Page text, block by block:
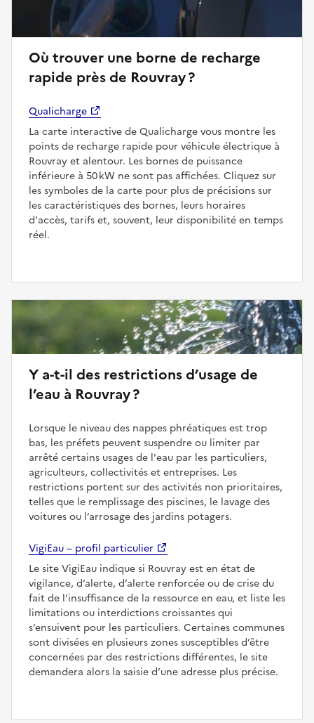
Où trouver une borne de recharge
rapide près de Rouvray ?
Qualicharge
La carte interactive de Qualicharge vous montre les
points de recharge rapide pour véhicule électrique à
Rouvray et alentour. Les bornes de puissance
inférieure à 50 kW ne sont pas affichées. Cliquez sur
les symboles de la carte pour plus de précisions sur
les caractéristiques des bornes, leurs horaires
d'accès, tarifs et, souvent, leur disponibilité en temps
réel.
Y a-t-il des restrictions d’usage de
l’eau à Rouvray ?
Lorsque le niveau des nappes phréatiques est trop
bas, les préfets peuvent suspendre ou limiter par
arrêté certains usages de l'eau par les particuliers,
agriculteurs, collectivités et entreprises. Les
restrictions portent sur des activités non prioritaires,
telles que le remplissage des piscines, le lavage des
voitures ou l’arrosage des jardins potagers.
VigiEau – profil particulier
Le site VigiEau indique si Rouvray est en état de
vigilance, d’alerte, d’alerte renforcée ou de crise du
fait de l’insuffisance de la ressource en eau, et liste les
limitations ou interdictions croissantes qui
s’ensuivent pour les particuliers. Certaines communes
sont divisées en plusieurs zones susceptibles d’être
concernées par des restrictions différentes, le site
demandera alors la saisie d’une adresse plus précise.